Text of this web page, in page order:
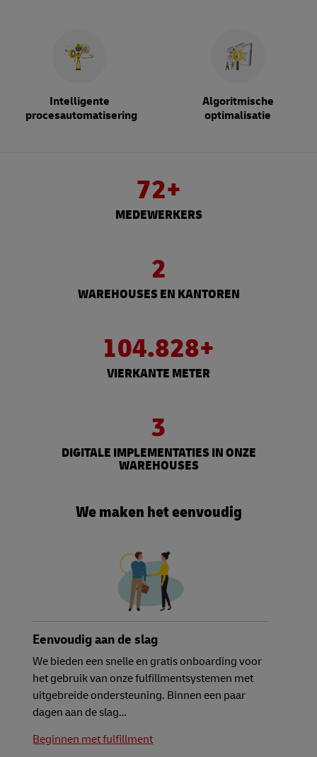
Intelligente
procesautomatisering
Algoritmische
optimalisatie
72+
MEDEWERKERS
2
WAREHOUSES EN KANTOREN
104.828+
VIERKANTE METER
3
DIGITALE IMPLEMENTATIES IN ONZE
WAREHOUSES
We maken het eenvoudig
Eenvoudig aan de slag
We bieden een snelle en gratis onboarding voor
het gebruik van onze fulfillmentsystemen met
uitgebreide ondersteuning. Binnen een paar
dagen aan de slag…
Beginnen met fulfillment